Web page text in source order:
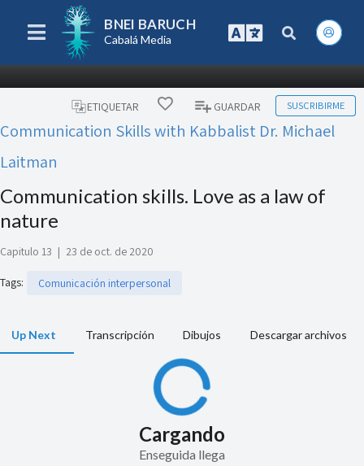
BNEI BARUCH
Cabalá Media
ETIQUETAR GUARDAR SUSCRIBIRME
Communication Skills with Kabbalist Dr. Michael
Laitman
Communication skills. Love as a law of
nature
Capitulo 13 | 23 de oct. de 2020
Tags: Comunicación interpersonal
Up Next Transcripción Dibujos Descargar archivos
Cargando
Enseguida llega